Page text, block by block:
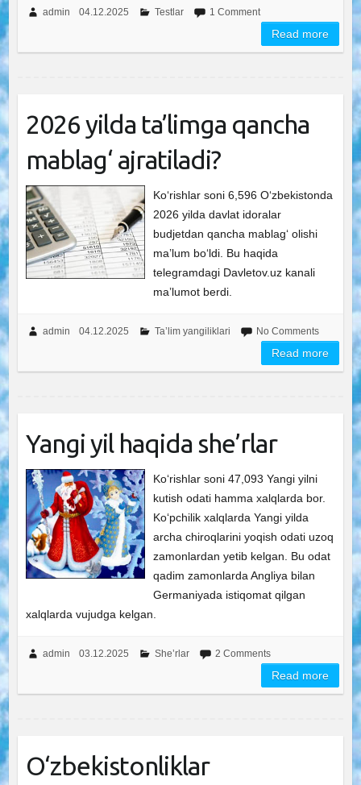
admin 04.12.2025 Testlar 1 Comment
Read more
2026 yilda ta’limga qancha
mablag‘ ajratiladi?
Ko‘rishlar soni 6,596 O‘zbekistonda
2026 yilda davlat idoralar
budjetdan qancha mablag‘ olishi
ma’lum bo‘ldi. Bu haqida
telegramdagi Davletov.uz kanali
ma’lumot berdi.
admin 04.12.2025 Ta’lim yangiliklari No Comments
Read more
Yangi yil haqida she’rlar
Ko‘rishlar soni 47,093 Yangi yilni
kutish odati hamma xalqlarda bor.
Ko‘pchilik xalqlarda Yangi yilda
archa chiroqlarini yoqish odati uzoq
zamonlardan yetib kelgan. Bu odat
qadim zamonlarda Angliya bilan
Germaniyada istiqomat qilgan
xalqlarda vujudga kelgan.
admin 03.12.2025 She’rlar 2 Comments
Read more
O‘zbekistonliklar